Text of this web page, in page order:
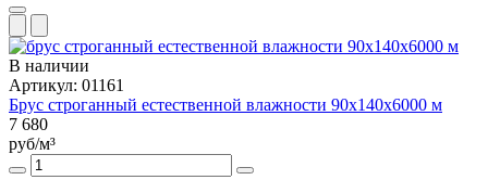
В наличии
Артикул: 01161
Брус строганный естественной влажности 90х140х6000 м
7 680
руб/м³